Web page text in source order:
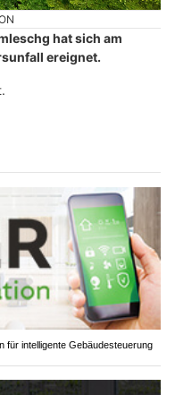
hat sich am
ereignet.
für intelligente Gebäudesteuerung